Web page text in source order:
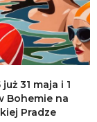
31 maja i 1
Bohemie na
Pradze